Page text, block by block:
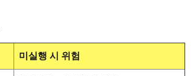
미실행 시 위험